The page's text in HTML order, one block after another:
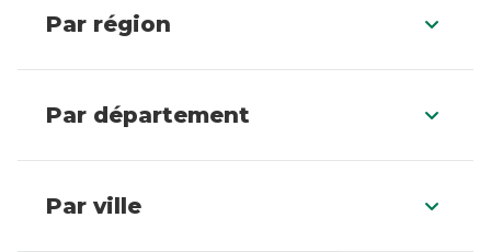
Par région
Par département
Par ville